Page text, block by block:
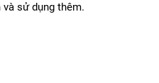
sử dụng thêm.